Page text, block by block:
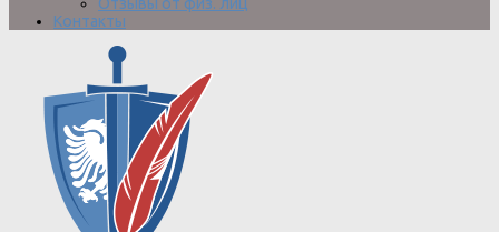
Отзывы от физ. лиц
Контакты